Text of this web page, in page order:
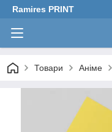
Ramires PRINT
Товари Аніме